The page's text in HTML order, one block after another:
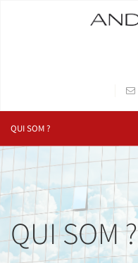
QUI SOM ?
QUI SOM ?